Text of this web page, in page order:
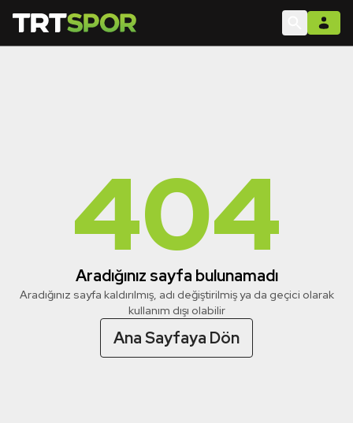
404
Aradığınız sayfa bulunamadı
Aradığınız sayfa kaldırılmış, adı değiştirilmiş ya da geçici olarak
kullanım dışı olabilir
Ana Sayfaya Dön